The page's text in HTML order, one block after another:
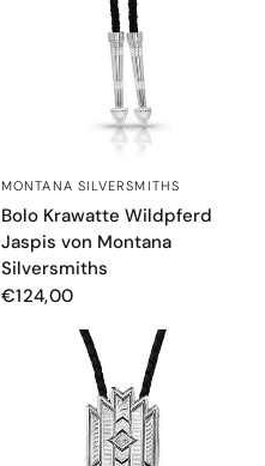
SCHNELLANSICHT
MONTANA SILVERSMITHS
Bolo Krawatte Wildpferd
Jaspis von Montana
Silversmiths
€124,00